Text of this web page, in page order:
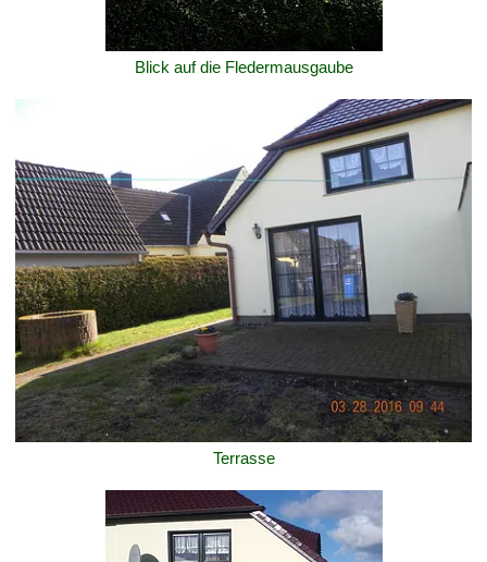
Blick auf die Fledermausgaube
Terrasse